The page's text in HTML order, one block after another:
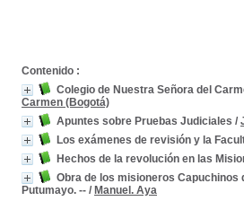
Contenido :
Colegio de Nuestra Señora del
Carmen (Bogotá)
Apuntes sobre Pruebas Judiciales /
Los exámenes de revisión y la
Hechos de la revolución en las
Obra de los misioneros Capuchinos
Putumayo. -- / Manuel. Aya